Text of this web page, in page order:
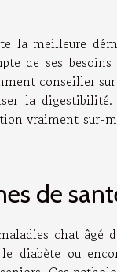
la meilleure
de ses
conseiller
la digestibilité.
vraiment sur-
de
chat âgé
diabète ou